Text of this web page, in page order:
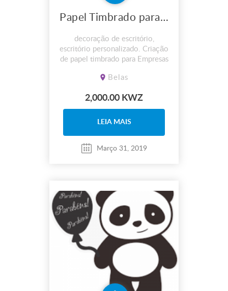
Papel Timbrado para empresa diversas e decoração de escritório CRIAÇÃO E APLICAÇÃ
decoração de escritório,
escritório personalizado. Criação
de papel timbrado para Empresas
Belas
2,000.00 KWZ
LEIA MAIS
Março 31, 2019